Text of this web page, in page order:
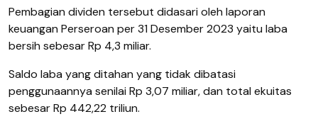
Pembagian dividen tersebut didasari oleh laporan
keuangan Perseroan per 31 Desember 2023 yaitu laba
bersih sebesar Rp 4,3 miliar.
Saldo laba yang ditahan yang tidak dibatasi
penggunaannya senilai Rp 3,07 miliar, dan total ekuitas
sebesar Rp 442,22 triliun.